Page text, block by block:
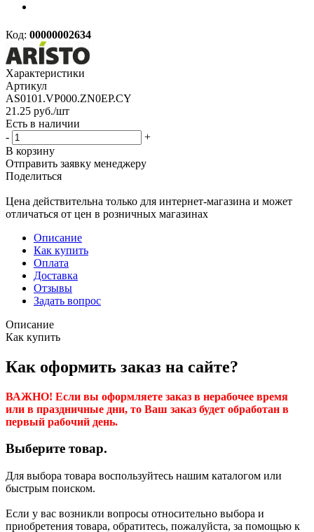
Код: 00000002634
Характеристики
Артикул
AS0101.VP000.ZN0EP.CY
21.25 руб./шт
Есть в наличии
-
+
В корзину
Отправить заявку менеджеру
Поделиться
Цена действительна только для интернет-магазина и может
отличаться от цен в розничных магазинах
Описание
Как купить
Оплата
Доставка
Отзывы
Задать вопрос
Описание
Как купить
Как оформить заказ на сайте?
ВАЖНО! Если вы оформляете заказ в нерабочее время
или в праздничные дни, то Ваш заказ будет обработан в
первый рабочий день.
Выберите товар.
Для выбора товара воспользуйтесь нашим каталогом или
быстрым поиском.
Если у вас возникли вопросы относительно выбора и
приобретения товара, обратитесь, пожалуйста, за помощью к